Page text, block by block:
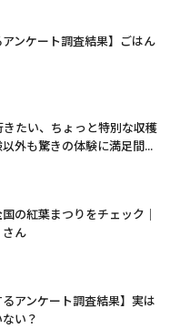
アンケート調査結果】ごはん
きたい、ちょっと特別な収穫
外も驚きの体験に満足間...
の紅葉まつりをチェック｜
ん
るアンケート調査結果】実は
い？